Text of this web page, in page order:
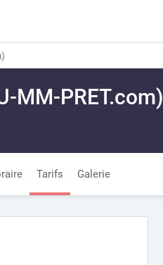
MM-PRET.com)
Tarifs Galerie